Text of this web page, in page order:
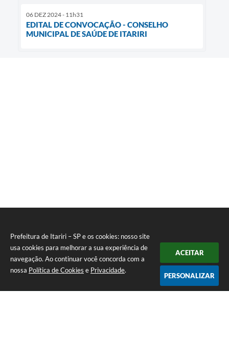
Prefeitura de Itariri – SP e os cookies: nosso site
usa cookies para melhorar a sua experiência de
navegação. Ao continuar você concorda com a
nossa Política de Cookies e Privacidade.
ACEITAR
PERSONALIZAR
06 DEZ 2024 - 11h31
EDITAL DE CONVOCAÇÃO - CONSELHO
MUNICIPAL DE SAÚDE DE ITARIRI